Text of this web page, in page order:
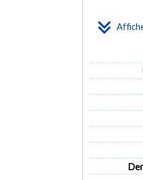
Several
amount
aggregation
This article
data.